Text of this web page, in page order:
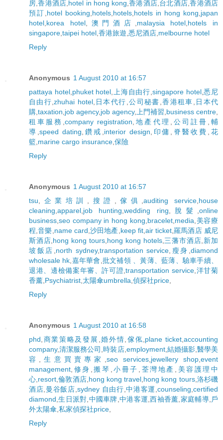
房,香港酒店,hotel in hong kong,香港酒店,台北酒店,香港酒店
預訂,hotel booking,hotels,hotels,hotels in hong kong,japan
hotel,korea hotel, 澳門酒店 ,malaysia hotel,hotels in
singapore,taipei hotel,香港旅遊,悉尼酒店,melbourne hotel
Reply
Anonymous 1 August 2010 at 16:57
pattaya hotel,phuket hotel,上海自由行,singapore hotel,悉尼
自由行,zhuhai hotel, 日本代行,公司秘書,香港租車, 日本代
購,taxation,job agency,job agency,上門補習,business centre,
租車服務 ,company registration, 地產代理 , 公司註冊 , 輔
導 ,speed dating, 鑽戒 ,interior design, 印傭 , 脊醫收費 , 花
籃,marine cargo insurance,保險
Reply
Anonymous 1 August 2010 at 16:57
tsu, 企業培訓 , 搜證 , 傢俱 ,auditing service,house
cleaning,apparel,job hunting,wedding ring, 脫髮 ,online
business,seo company in hong kong,bracelet,media,美容療
程,音樂,name card,沙田地產,keep fit,air ticket,羅馬酒店 威尼
斯酒店,hong kong tours,hong kong hotels,三藩市酒店,新加
坡飯店 ,north sydney,transportation service, 瘦身 ,diamond
wholesale hk,嘉年華會,批文補領 、黃薄、藍薄、驗車手續、
退港、邊檢備案年審、許可證,transportation service,洋甘菊
香薰,Psychiatrist,太陽傘umbrella,偵探社price,
Reply
Anonymous 1 August 2010 at 16:58
phd 商業策略及發展 婚外情 傢俬 plane ticket accounting
company,清潔服務公司 ,時裝店, employment, 結婚攝影, 醫學美
容
生意買賣專家 seo services, jewellery shop ,event
management 修身 搬琴 小冊子 荃灣地產
美容護理中
心 resort ,倫敦酒店, hong kong travel hong kong tours, 洛杉磯
酒店 曼谷飯店 sydney 自由行 中港客運 counseling certified
diamond 生日派對 中國車牌 中港客運 ,西袖香薰 家庭輔導, 戶
外太陽傘 私家偵探社price
Reply